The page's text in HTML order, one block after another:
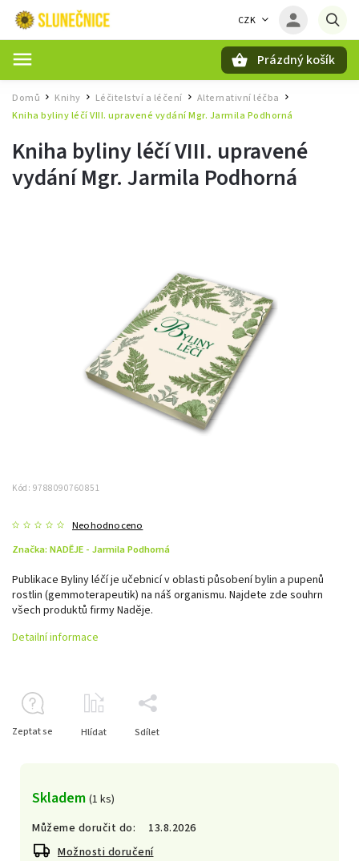
CZK
Prázdný košík
Domů / Knihy Léčitelství a léčení Alternativní léčba
Kniha byliny léčí VIII. upravené vydání Mgr. Jarmila Podhorná
Kniha byliny léčí VIII. upravené
vydání Mgr. Jarmila Podhorná
Kód: 9788090760851
Neohodnoceno
Značka: NADĚJE - Jarmila Podhorná
Skladem (1 ks)
Můžeme doručit do:
13.8.2026
Možnosti doručení
Publikace Byliny léčí je učebnicí v oblasti působení bylin a pupenů
rostlin (gemmoterapeutik) na náš organismu. Najdete zde souhrn
všech produktů firmy Naděje.
Detailní informace
Zeptat se Hlídat Sdílet